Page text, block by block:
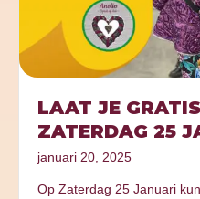
LAAT JE
ZATERDAG 25
januari 20, 2025
Op Zaterdag 25 Januari